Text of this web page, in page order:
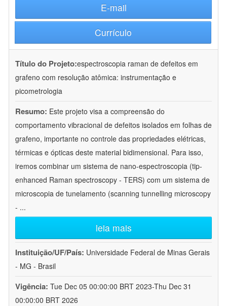
E-mail
Currículo
Título do Projeto:espectroscopia raman de defeitos em
grafeno com resolução atômica: instrumentação e
picometrologia
Resumo: Este projeto visa a compreensão do
comportamento vibracional de defeitos isolados em folhas de
grafeno, importante no controle das propriedades elétricas,
térmicas e ópticas deste material bidimensional. Para isso,
iremos combinar um sistema de nano-espectroscopia (tip-
enhanced Raman spectroscopy - TERS) com um sistema de
microscopia de tunelamento (scanning tunnelling microscopy
- ...
leia mais
Instituição/UF/País: Universidade Federal de Minas Gerais
- MG - Brasil
Vigência: Tue Dec 05 00:00:00 BRT 2023-Thu Dec 31
00:00:00 BRT 2026